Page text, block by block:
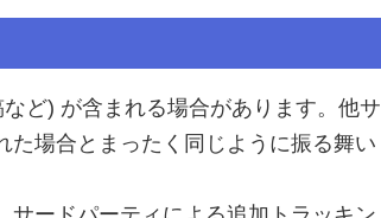
ど) が含まれる場合があります。他サ
た場合とまったく同じように振る舞い